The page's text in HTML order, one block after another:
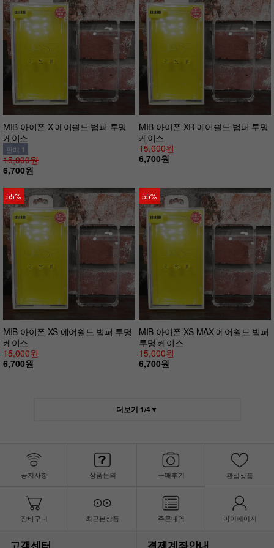
MIB 아이폰 X 에어쉴드 범퍼 투명
케이스
판매 1
15,000원
6,700원
MIB 아이폰 XR 에어쉴드 범퍼 투명
케이스
15,000원
6,700원
55%
MIB 아이폰 XS 에어쉴드 범퍼 투명
케이스
15,000원
6,700원
55%
MIB 아이폰 XS MAX 에어쉴드 범퍼
투명 케이스
15,000원
6,700원
더보기 1/4▼
공지사항 상품문의 구매후기 관심상품
장바구니 최근본상품 주문내역 마이페이지
고객센터 결제계좌안내